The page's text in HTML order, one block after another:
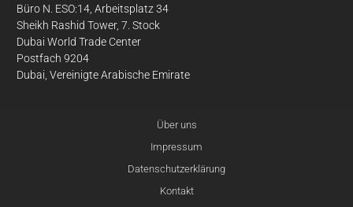
Büro N. ESO:14, Arbeitsplatz 34
Sheikh Rashid Tower, 7. Stock
Dubai World Trade Center
Postfach 9204
Dubai, Vereinigte Arabische Emirate
Über uns
Impressum
Datenschutzerklärung
Kontakt